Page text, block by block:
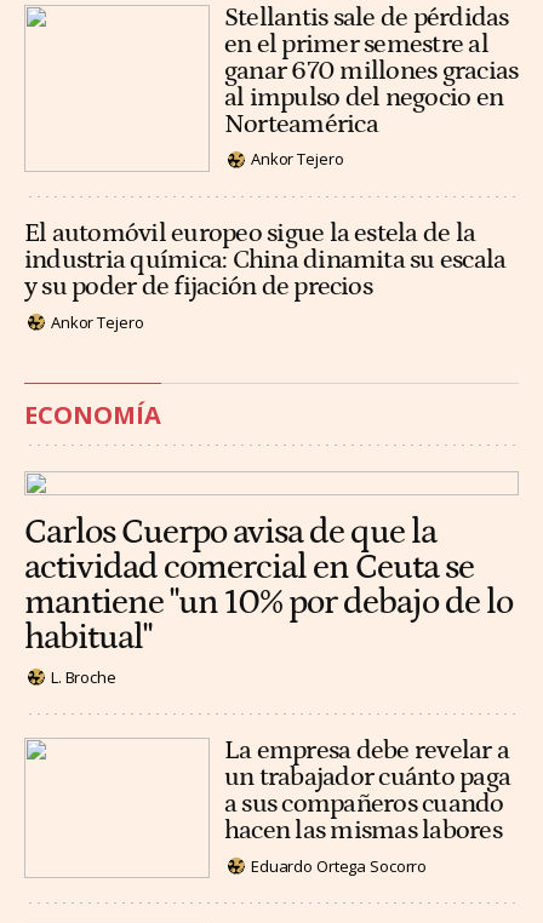
Stellantis sale de pérdidas
en el primer semestre al
ganar 670 millones gracias
al impulso del negocio en
Norteamérica
Ankor Tejero
El automóvil europeo sigue la estela de la
industria química: China dinamita su escala
y su poder de fijación de precios
Ankor Tejero
ECONOMÍA
Carlos Cuerpo avisa de que la
actividad comercial en Ceuta se
mantiene "un 10% por debajo de lo
habitual"
L. Broche
La empresa debe revelar a
un trabajador cuánto paga
a sus compañeros cuando
hacen las mismas labores
Eduardo Ortega Socorro